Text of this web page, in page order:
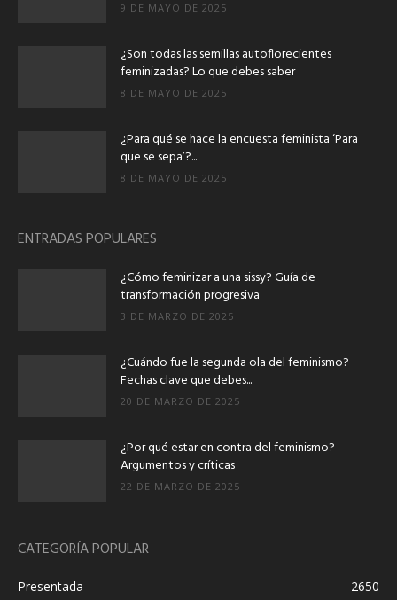
9 DE MAYO DE 2025
¿Son todas las semillas autoflorecientes
feminizadas? Lo que debes saber
8 DE MAYO DE 2025
¿Para qué se hace la encuesta feminista ‘Para
que se sepa’?...
8 DE MAYO DE 2025
ENTRADAS POPULARES
¿Cómo feminizar a una sissy? Guía de
transformación progresiva
3 DE MARZO DE 2025
¿Cuándo fue la segunda ola del feminismo?
Fechas clave que debes...
20 DE MARZO DE 2025
¿Por qué estar en contra del feminismo?
Argumentos y críticas
22 DE MARZO DE 2025
CATEGORÍA POPULAR
Presentada
2650